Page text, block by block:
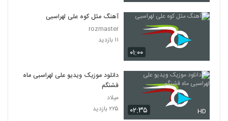
۰۱:۰۰
آهنگ مثل کوه علی لهراسبی
rozmaster
۱۱ بازدید
۰۲:۳۵ HD
دانلود موزیک ویدیو علی لهراسبی ماه
قشنگم
میلاد
۲۲۵ بازدید